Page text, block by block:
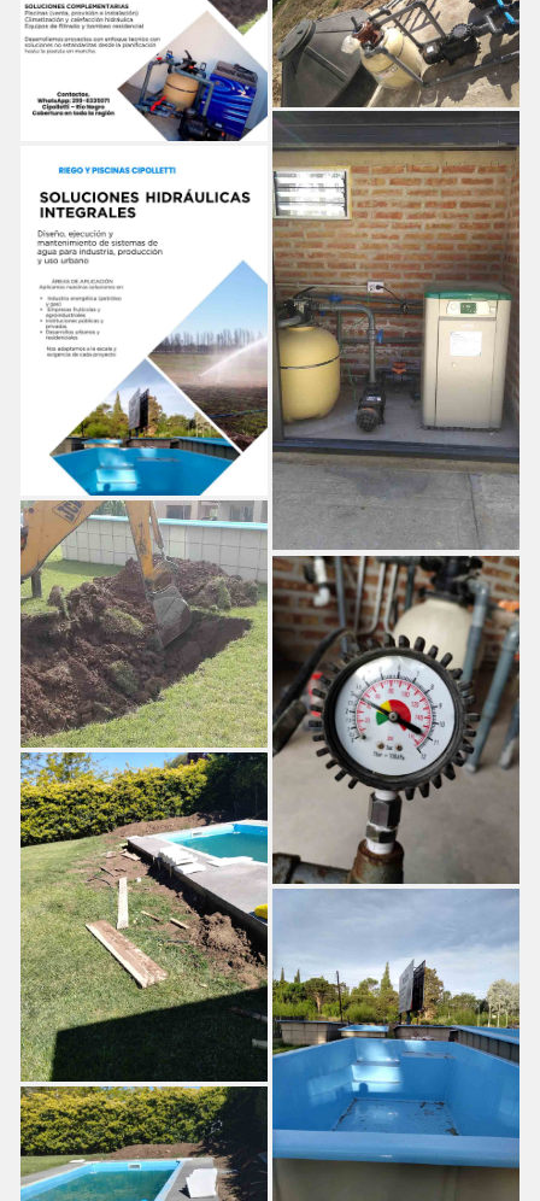
SISTEMAS DE ALMACENAMIENTO Y ABASTECIMIENTO
SISTEMAS DE BOMBEO
INSTALACIÓN DE SALAS DE BOMBEO
TRATAMIENTO Y FILTRADO DE AGUA
OPTIMIZACIÓN DE CALIDAD DE AGUA
SISTEMAS DE RIEGO PARA DISTINTAS SUPERFICIES
AUTOMATIZACIÓN Y EFICIENCIA HÍDRICA
CLIMATIZACIÓN Y CALEFACCIÓN HIDRÁULICA
EQUIPOS DE FILTRADO Y BOMBEO RESIDENCIAL